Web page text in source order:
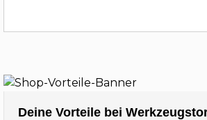
Deine Vorteile bei